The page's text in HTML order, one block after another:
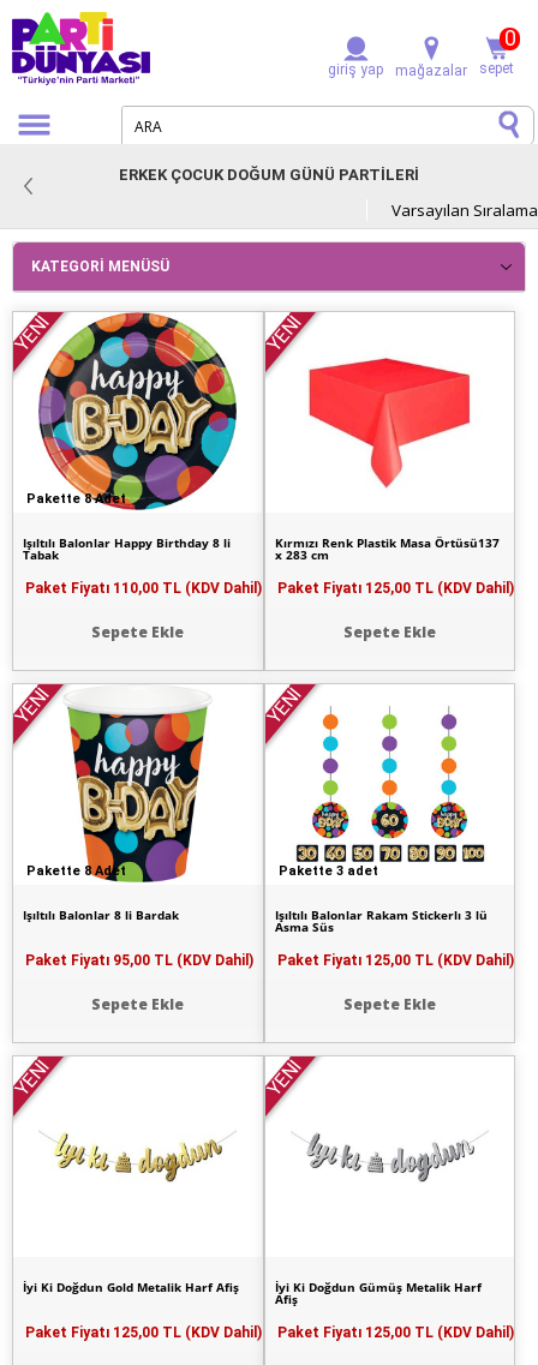
giriş yap mağazalar sepet
0
ERKEK ÇOCUK DOĞUM GÜNÜ PARTİLERİ
KATEGORI MENÜSÜ
Pakette 8 Adet
YENİ
Işıltılı Balonlar Happy Birthday 8 li
Tabak
Paket Fiyatı 110,00 TL (KDV Dahil)
Sepete Ekle
YENİ
Kırmızı Renk Plastik Masa Örtüsü137
x 283 cm
Paket Fiyatı 125,00 TL (KDV Dahil)
Sepete Ekle
Pakette 8 Adet
YENİ
Işıltılı Balonlar 8 li Bardak
Paket Fiyatı 95,00 TL (KDV Dahil)
Sepete Ekle
Pakette 3 adet
YENİ
Işıltılı Balonlar Rakam Stickerlı 3 lü
Asma Süs
Paket Fiyatı 125,00 TL (KDV Dahil)
Sepete Ekle
YENİ
İyi Ki Doğdun Gold Metalik Harf Afiş
Paket Fiyatı 125,00 TL (KDV Dahil)
YENİ
İyi Ki Doğdun Gümüş Metalik Harf
Afiş
Paket Fiyatı 125,00 TL (KDV Dahil)